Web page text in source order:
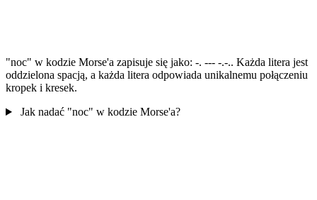
"noc" w kodzie Morse'a zapisuje się jako: -. --- -.-.. Każda litera jest
oddzielona spacją, a każda litera odpowiada unikalnemu połączeniu
kropek i kresek.
Jak nadać "noc" w kodzie Morse'a?